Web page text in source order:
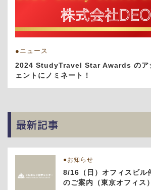
ニュース
2024 StudyTravel Star Awards のア
ェントにノミネート！
最新記事
お知らせ
8/16（日）オフィスビル
のご案内（東京オフィス）